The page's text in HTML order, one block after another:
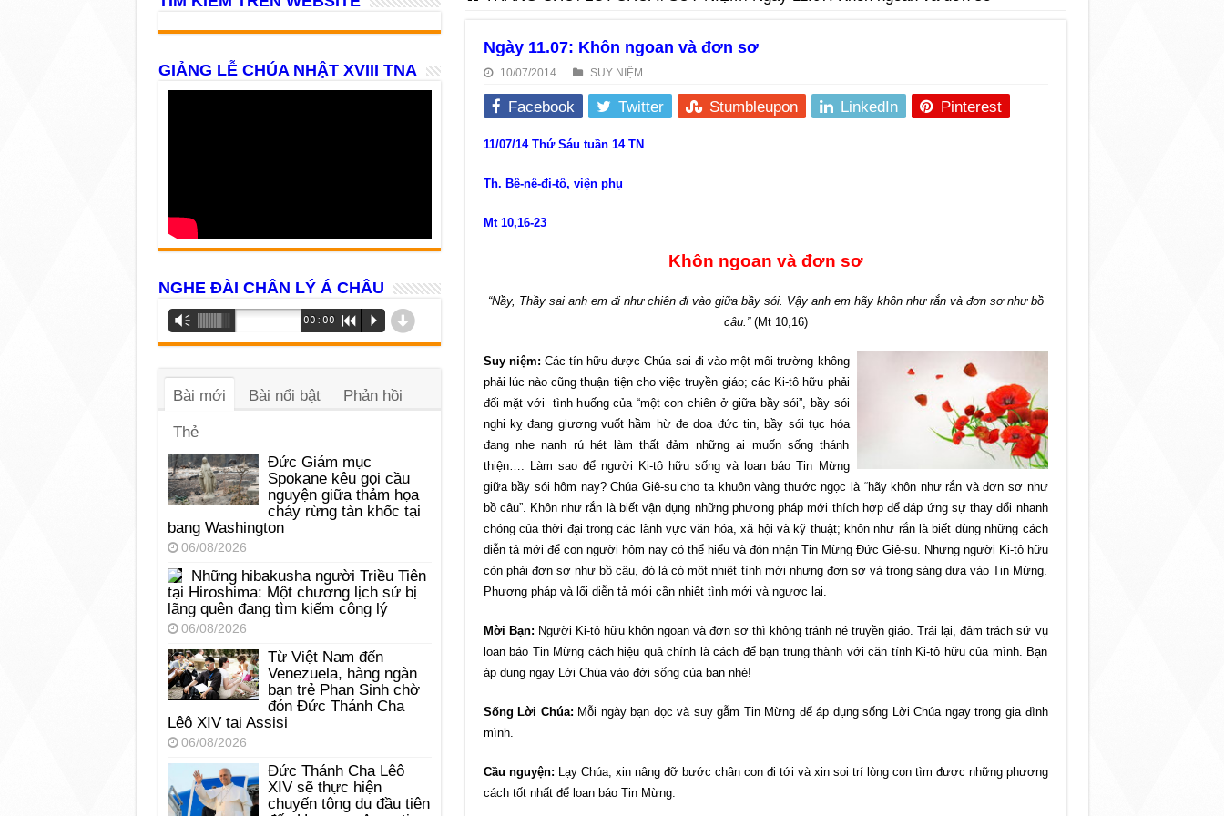
Ngày 11.07: Khôn ngoan và đơn sơ
10/07/2014 SUY NIỆM
Facebook Twitter Stumbleupon LinkedIn Pinterest
11/07/14 Thứ Sáu tuần 14 TN
Th. Bê-nê-đi-tô, viện phụ
Mt 10,16-23
Khôn ngoan và đơn sơ
“Nầy, Thầy sai anh em đi như chiên đi vào giữa bầy sói. Vậy anh em hãy khôn như rắn và đơn sơ như bồ
câu.”(Mt 10,16)
Suy niệm: Các tín hữu được Chúa sai đi vào một môi trường không
phải lúc nào cũng thuận tiện cho việc truyền giáo; các Ki-tô hữu phải
đối mặt với tình huống của “một con chiên ở giữa bầy sói”, bầy sói
nghi kỵ đang giương vuốt hầm hừ đe doạ đức tin, bầy sói tục hóa
đang nhe nanh rú hét làm thất đảm những ai muốn sống thánh
thiện…. Làm sao để người Ki-tô hữu sống và loan báo Tin Mừng
giữa bầy sói hôm nay? Chúa Giê-su cho ta khuôn vàng thước ngọc là “hãy khôn như rắn và đơn sơ như
bồ câu”. Khôn như rắn là biết vận dụng những phương pháp mới thích hợp để đáp ứng sự thay đổi nhanh
chóng của thời đại trong các lãnh vực văn hóa, xã hội và kỹ thuật; khôn như rắn là biết dùng những cách
diễn tả mới để con người hôm nay có thể hiểu và đón nhận Tin Mừng Đức Giê-su. Nhưng người Ki-tô hữu
còn phải đơn sơ như bồ câu, đó là có một nhiệt tình mới nhưng đơn sơ và trong sáng dựa vào Tin Mừng.
Phương pháp và lối diễn tả mới cần nhiệt tình mới và ngược lại.
Mời Bạn: Người Ki-tô hữu khôn ngoan và đơn sơ thì không tránh né truyền giáo. Trái lại, đảm trách sứ vụ
loan báo Tin Mừng cách hiệu quả chính là cách để bạn trung thành với căn tính Ki-tô hữu của mình. Bạn
áp dụng ngay Lời Chúa vào đời sống của bạn nhé!
Sống Lời Chúa: Mỗi ngày bạn đọc và suy gẫm Tin Mừng để áp dụng sống Lời Chúa ngay trong gia đình
mình.
Cầu nguyện: Lạy Chúa, xin nâng đỡ bước chân con đi tới và xin soi trí lòng con tìm được những phương
cách tốt nhất để loan báo Tin Mừng.
GIẢNG LỄ CHÚA NHẬT XVIII TNA
NGHE ĐÀI CHÂN LÝ Á CHÂU
Trình
phát
âm
Vm 00:00 R P d
Bài mới Bài nổi bật Phản hồi
Thẻ
Đức Giám mục
Spokane kêu gọi cầu
nguyện giữa thảm họa
cháy rừng tàn khốc tại
bang Washington
06/08/2026
Những hibakusha người Triều Tiên
tại Hiroshima: Một chương lịch sử bị
lãng quên đang tìm kiếm công lý
06/08/2026
Từ Việt Nam đến
Venezuela, hàng ngàn
bạn trẻ Phan Sinh chờ
đón Đức Thánh Cha
Lêô XIV tại Assisi
06/08/2026
Đức Thánh Cha Lêô
XIV sẽ thực hiện
chuyến tông du đầu tiên